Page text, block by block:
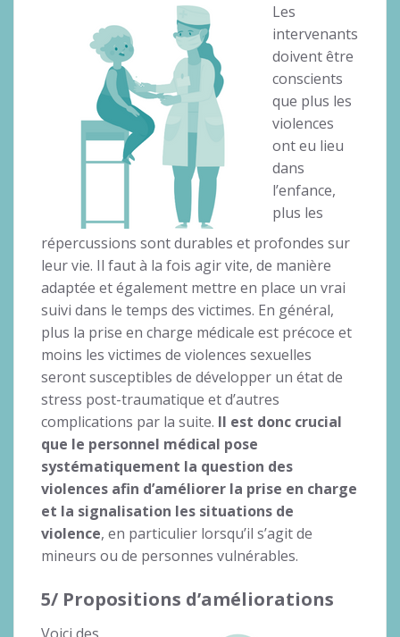
Les
intervenants
doivent être
conscients
que plus les
violences
ont eu lieu
dans
l’enfance,
plus les
répercussions sont durables et profondes sur
leur vie. Il faut à la fois agir vite, de manière
adaptée et également mettre en place un vrai
suivi dans le temps des victimes. En général,
plus la prise en charge médicale est précoce et
moins les victimes de violences sexuelles
seront susceptibles de développer un état de
stress post-traumatique et d’autres
complications par la suite. Il est donc crucial
que le personnel médical pose
systématiquement la question des
violences afin d’améliorer la prise en charge
et la signalisation les situations de
violence, en particulier lorsqu’il s’agit de
mineurs ou de personnes vulnérables.
5/ Propositions d’améliorations